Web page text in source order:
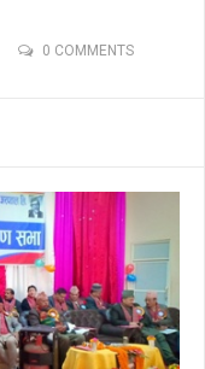
0 COMMENTS